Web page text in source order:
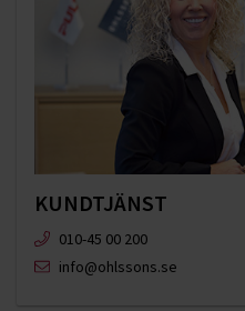
KUNDTJÄNST
010-45 00 200​
info@ohlssons.se